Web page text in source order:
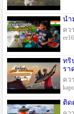
น้ำ
คว
ทริ
รา
คว
ติด